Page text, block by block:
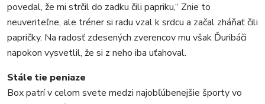
povedal, že mi strčil do zadku čili papriku,“ Znie to
neuveriteľne, ale tréner si radu vzal k srdcu a začal zháňať čili
papričky. Na radosť zdesených zverencov mu však Ďuribáči
napokon vysvetlil, že si z neho iba uťahoval.
Stále tie peniaze
Box patrí v celom svete medzi najobľúbenejšie športy vo